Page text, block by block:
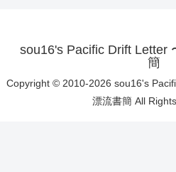
sou16's Pacific Drift Letter
簡
Copyright © 2010-2026 sou16's
漂流書簡 All